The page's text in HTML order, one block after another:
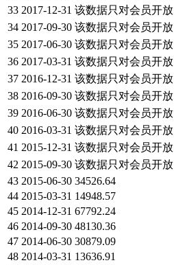
33 2017-12-31 该数据只对会员开放
34 2017-09-30 该数据只对会员开放
35 2017-06-30 该数据只对会员开放
36 2017-03-31 该数据只对会员开放
37 2016-12-31 该数据只对会员开放
38 2016-09-30 该数据只对会员开放
39 2016-06-30 该数据只对会员开放
40 2016-03-31 该数据只对会员开放
41 2015-12-31 该数据只对会员开放
42 2015-09-30 该数据只对会员开放
43 2015-06-30 34526.64
44 2015-03-31 14948.57
45 2014-12-31 67792.24
46 2014-09-30 48130.36
47 2014-06-30 30879.09
48 2014-03-31 13636.91